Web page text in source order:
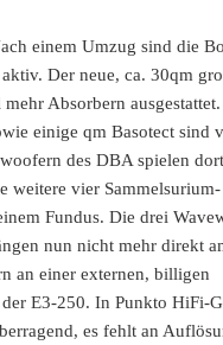
einem Umzug sind die
Der neue, ca. 30qm
Absorbern
einige qm Basotect sind
des DBA spielen
weitere vier Sammelsurium-
Fundus. Die drei
nun nicht mehr direkt
an einer externen, billigen
E3-250. In Punkto HiFi-
es fehlt an